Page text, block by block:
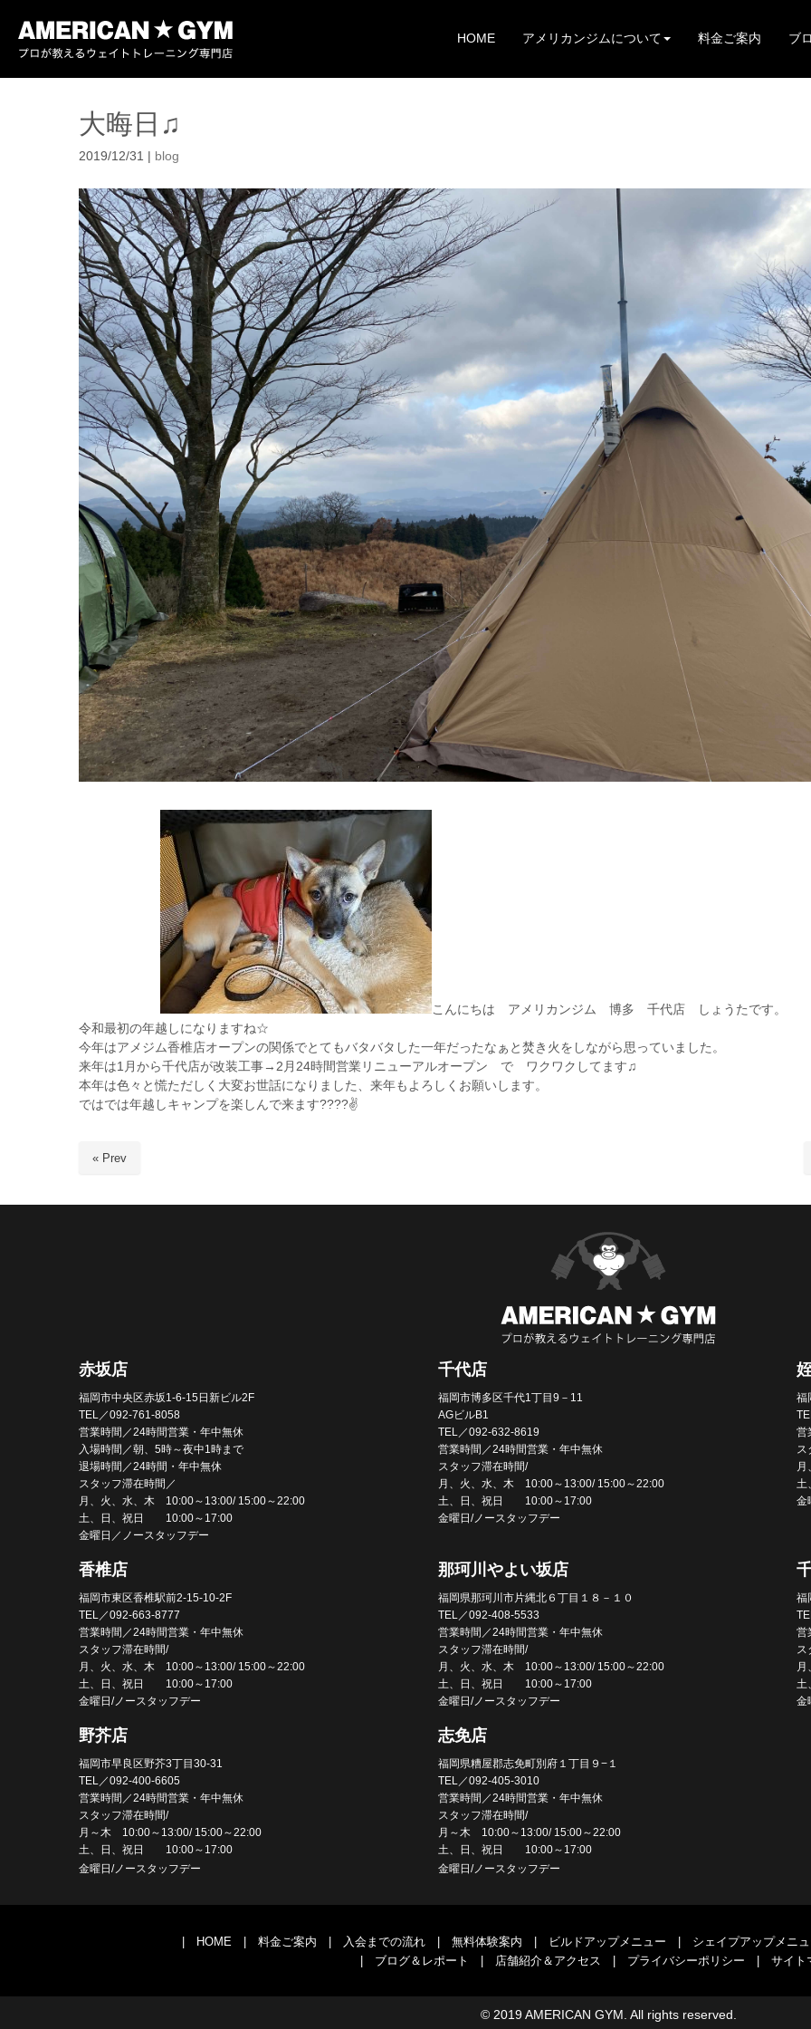
HOME アメリカンジムについて 料金ご案内 ブ
大晦日♫
2019/12/31 blog
こんにちは アメリカンジム 博多 千代店 しょうたです。
令和最初の年越しになりますね☆
今年はアメジム香椎店オープンの関係でとてもバタバタした一年だったなぁと焚き火をしながら思っていました。
来年は1月から千代店が改装工事→2月24時間営業リニューアルオープン で ワクワクしてます♫
本年は色々と慌ただしく大変お世話になりました、来年もよろしくお願いします。
ではでは年越しキャンプを楽しんで来ます????✌️
« Prev
赤坂店
福岡市中央区赤坂1-6-15日新ビル2F
TEL／092-761-8058
営業時間／24時間営業・年中無休
入場時間／朝、5時～夜中1時まで
退場時間／24時間・年中無休
スタッフ滞在時間／
月、火、水、木 10:00～13:00/ 15:00～22:00
土、日、祝日 10:00～17:00
金曜日／ノースタッフデー
千代店
福岡市博多区千代1丁目9－11
AGビルB1
TEL／092-632-8619
営業時間／24時間営業・年中無休
スタッフ滞在時間/
月、火、水、木 10:00～13:00/ 15:00～22:00
土、日、祝日 10:00～17:00
金曜日/ノースタッフデー
福
営
ス
金
香椎店
福岡市東区香椎駅前2-15-10-2F
TEL／092-663-8777
営業時間／24時間営業・年中無休
スタッフ滞在時間/
月、火、水、木 10:00～13:00/ 15:00～22:00
土、日、祝日 10:00～17:00
金曜日/ノースタッフデー
那珂川やよい坂店
福岡県那珂川市片縄北６丁目１８－１０
TEL／092-408-5533
営業時間／24時間営業・年中無休
スタッフ滞在時間/
月、火、水、木 10:00～13:00/ 15:00～22:00
土、日、祝日 10:00～17:00
金曜日/ノースタッフデー
福
営
ス
金
野芥店
福岡市早良区野芥3丁目30-31
TEL／092-400-6605
営業時間／24時間営業・年中無休
スタッフ滞在時間/
月～木 10:00～13:00/ 15:00～22:00
土、日、祝日 10:00～17:00
金曜日/ノースタッフデー
志免店
福岡県糟屋郡志免町別府１丁目９−１
TEL／092-405-3010
営業時間／24時間営業・年中無休
スタッフ滞在時間/
月～木 10:00～13:00/ 15:00～22:00
土、日、祝日 10:00～17:00
金曜日/ノースタッフデー
| HOME | 料金ご案内 | 入会までの流れ| 無料体験案内 | ビルドアップメニュー | シェイプアップメニ
| ブログ＆レポート | 店舗紹介＆アクセス | プライバシーポリシー | サイト
© 2019 AMERICAN GYM. All rights reserved.